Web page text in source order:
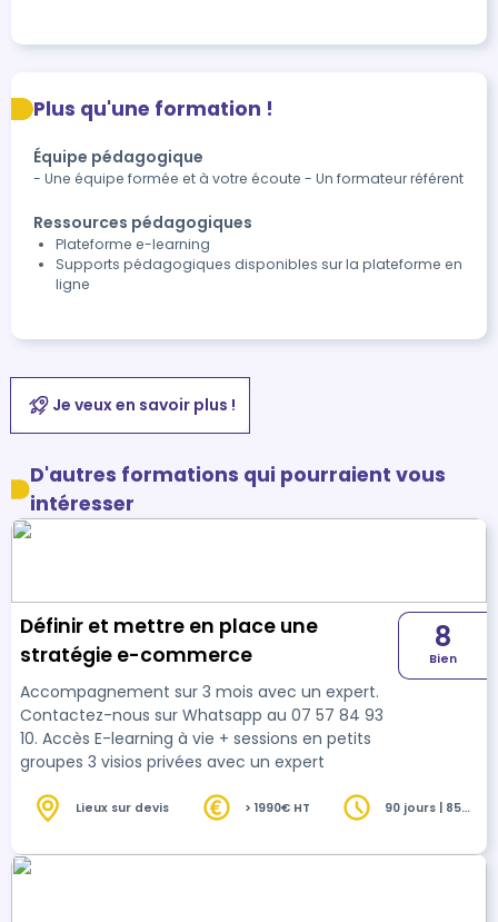
Plus qu'une formation !
Équipe pédagogique
- Une équipe formée et à votre écoute - Un formateur référent
Ressources pédagogiques
Plateforme e-learning
Supports pédagogiques disponibles sur la plateforme en
ligne
Je veux en savoir plus !
D'autres formations qui pourraient vous
intéresser
Définir et mettre en place une
stratégie e-commerce
Accompagnement sur 3 mois avec un expert.
Contactez-nous sur Whatsapp au 07 57 84 93
10. Accès E-learning à vie + sessions en petits
groupes 3 visios privées avec un expert
8
Bien
Lieux sur devis > 1990€ HT
90 jours | 85